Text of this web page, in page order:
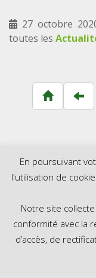
27 octobre
toutes les
[sibwp_form
En poursuivant
l'utilisation de
Notre site
conformité avec la
d’accès, de